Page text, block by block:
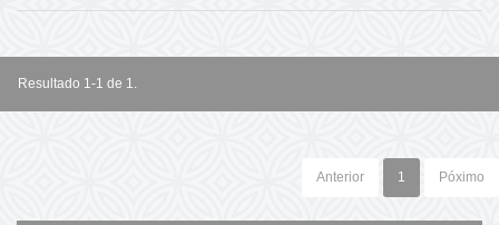
Resultado 1-1 de 1.
Anterior 1 Póximo